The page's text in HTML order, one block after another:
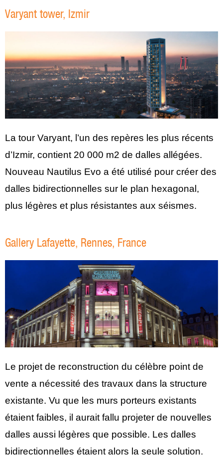
Varyant tower, Izmir
La tour Varyant, l’un des repères les plus récents
d’Izmir, contient 20 000 m2 de dalles allégées.
Nouveau Nautilus Evo a été utilisé pour créer des
dalles bidirectionnelles sur le plan hexagonal,
plus légères et plus résistantes aux séismes.
Gallery Lafayette, Rennes, France
Le projet de reconstruction du célèbre point de
vente a nécessité des travaux dans la structure
existante. Vu que les murs porteurs existants
étaient faibles, il aurait fallu projeter de nouvelles
dalles aussi légères que possible. Les dalles
bidirectionnelles étaient alors la seule solution.